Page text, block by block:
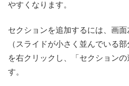
やすくなります。
セクションを追加するには、画
（スライドが小さく並んでいる
を右クリックし、「セクション
す。